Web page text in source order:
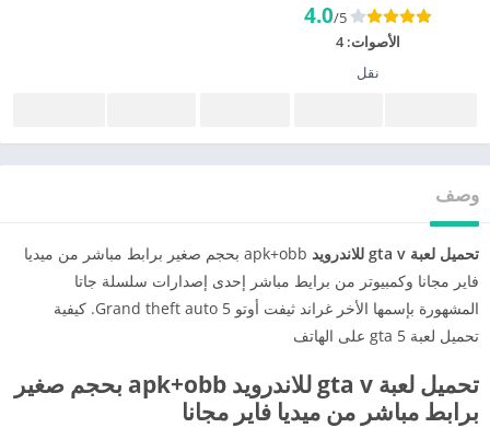
4.0/5
الأصوات:4
نقل
وصف
تحميل لعبة gta v للاندرويد
apk+obb بحجم صغير برابط مباشر من ميديا
فاير مجانا وكمبيوتر من برايط مباشر إحدى إصدارات سلسلة جاتا
المشهورة بإسمها الأخر غراند ثيفت أوتو 5 Grand theft auto. كيفية
تحميل لعبة gta 5 على الهاتف
تحميل لعبة gta v للاندرويد apk+obb بحجم صغير
برابط مباشر من ميديا فاير مجانا